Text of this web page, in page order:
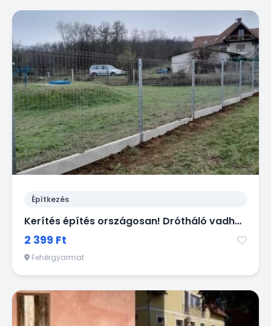
Építkezés
Kerítés építés országosan! Drótháló vadháló drótfonat oszlop kapu
2 399 Ft
Fehérgyarmat